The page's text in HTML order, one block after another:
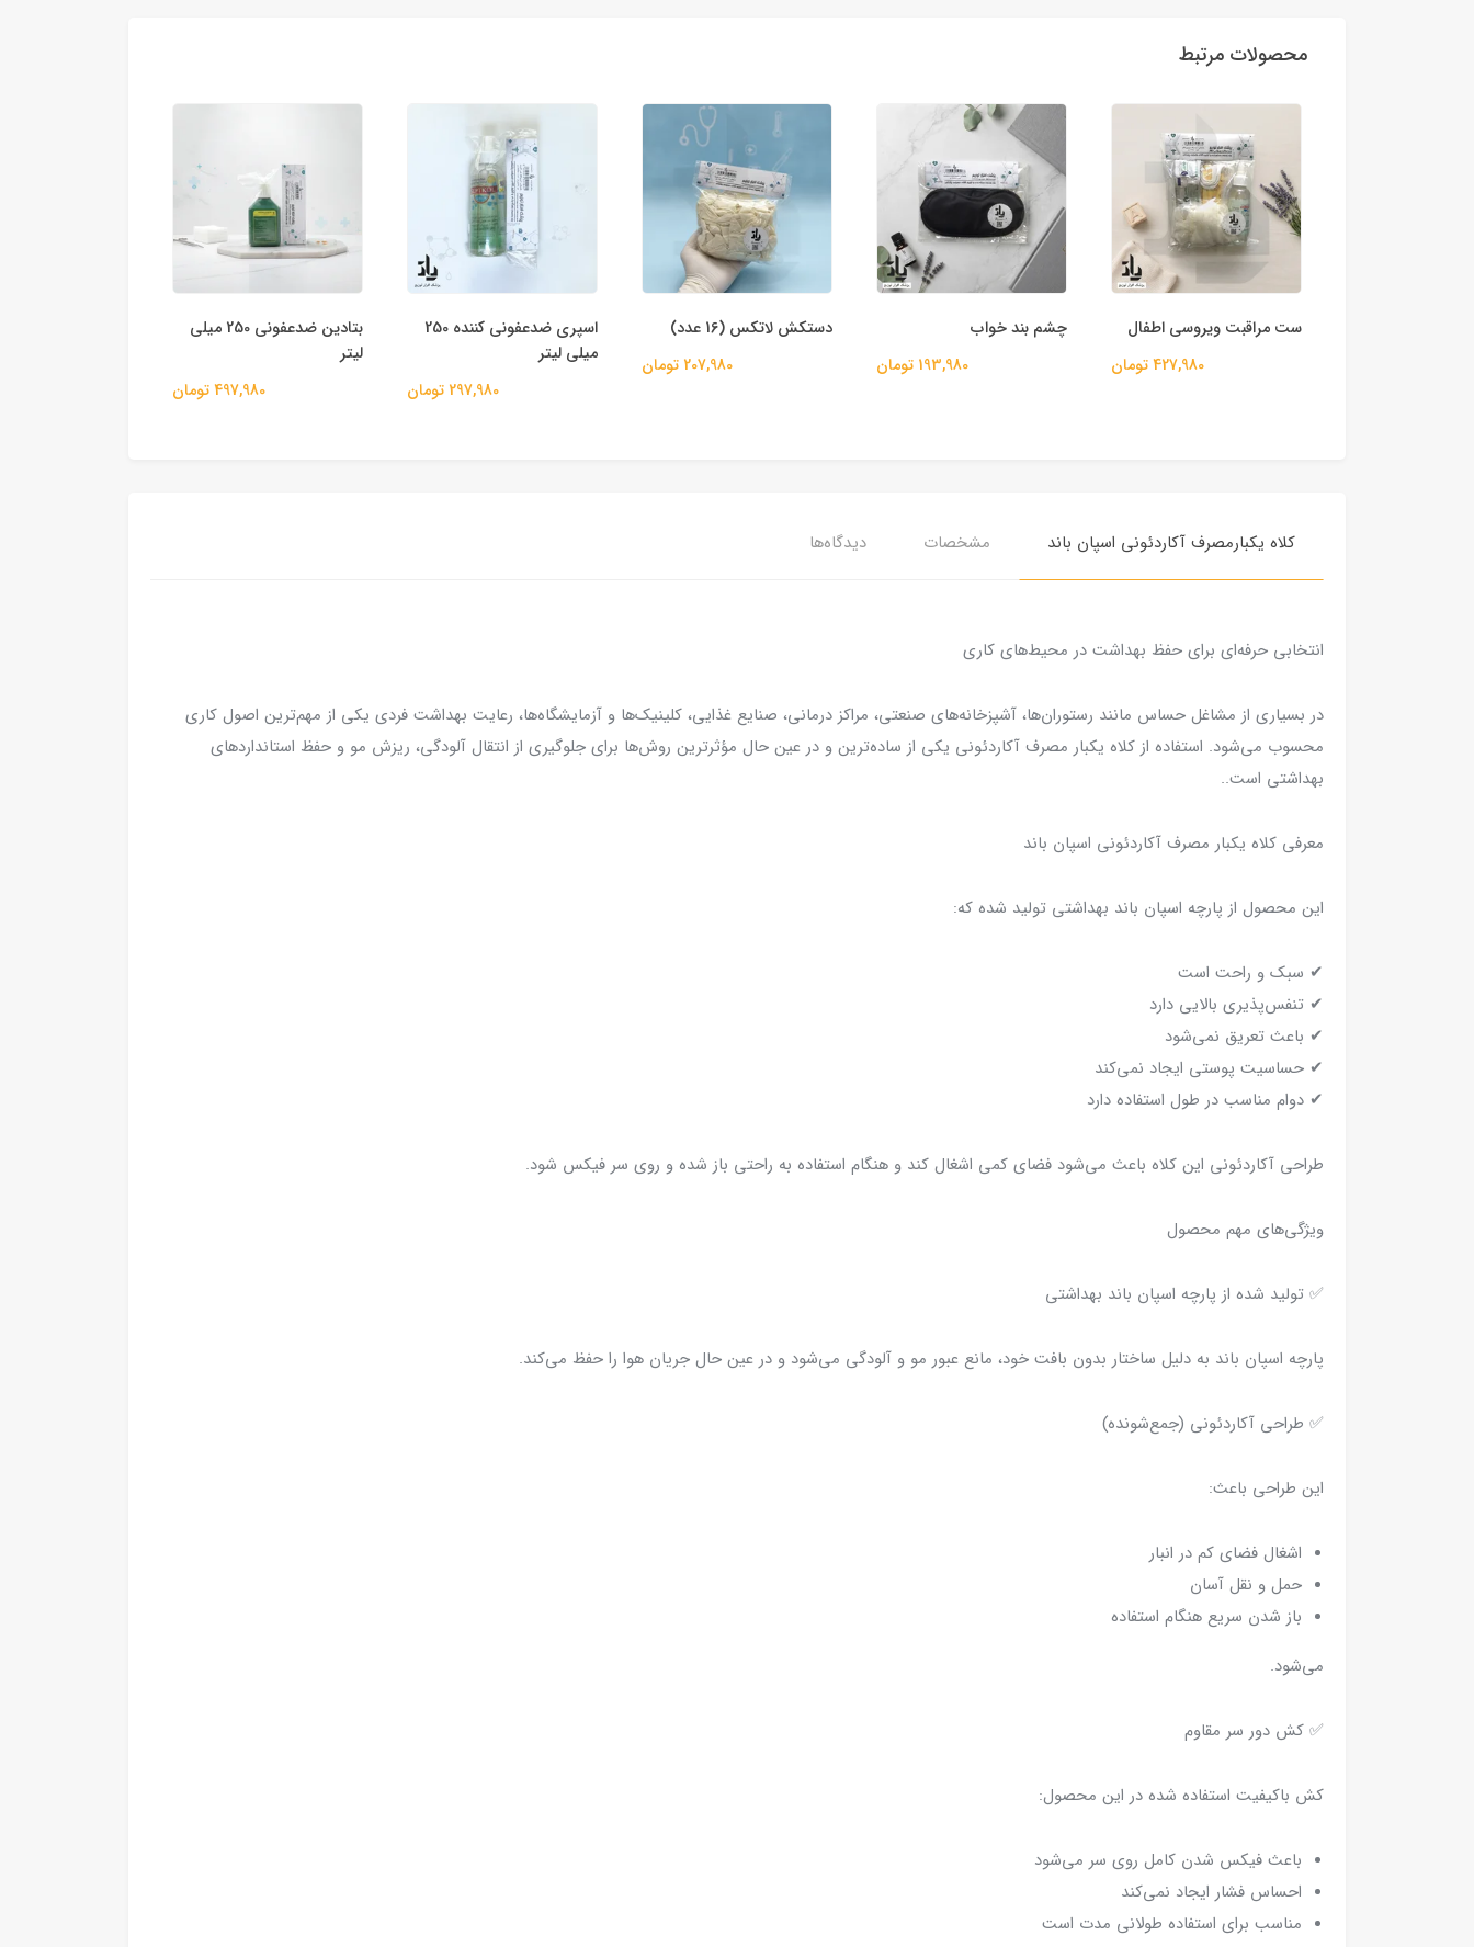
محصولات مرتبط
ست مراقبت ویروسی اطفال
427,980 تومان
چشم بند خواب
193,980 تومان
دستکش لاتکس (16 عدد)
207,980 تومان
اسپری ضدعفونی کننده 250
میلی لیتر
297,980 تومان
بتادین ضدعفونی 250 میلی
لیتر
497,980 تومان
کلاه یکبارمصرف آکاردئونی اسپان باند مشخصات دیدگاه‌ها
انتخابی حرفه‌ای برای حفظ بهداشت در محیط‌های کاری
در بسیاری از مشاغل حساس مانند رستوران‌ها، آشپزخانه‌های صنعتی، مراکز درمانی، صنایع غذایی، کلینیک‌ها و آزمایشگاه‌ها، رعایت بهداشت فردی یکی از مهم‌ترین اصول کاری
محسوب می‌شود. استفاده از کلاه یکبار مصرف آکاردئونی یکی از ساده‌ترین و در عین حال مؤثرترین روش‌ها برای جلوگیری از انتقال آلودگی، ریزش مو و حفظ استانداردهای
بهداشتی است..
معرفی کلاه یکبار مصرف آکاردئونی اسپان باند
این محصول از پارچه اسپان باند بهداشتی تولید شده که:
✔ سبک و راحت است
✔ تنفس‌پذیری بالایی دارد
✔ باعث تعریق نمی‌شود
✔ حساسیت پوستی ایجاد نمی‌کند
✔ دوام مناسب در طول استفاده دارد
طراحی آکاردئونی این کلاه باعث می‌شود فضای کمی اشغال کند و هنگام استفاده به راحتی باز شده و روی سر فیکس شود.
ویژگی‌های مهم محصول
✅ تولید شده از پارچه اسپان باند بهداشتی
پارچه اسپان باند به دلیل ساختار بدون بافت خود، مانع عبور مو و آلودگی می‌شود و در عین حال جریان هوا را حفظ می‌کند.
✅ طراحی آکاردئونی (جمع‌شونده)
این طراحی باعث:
اشغال فضای کم در انبار
حمل و نقل آسان
باز شدن سریع هنگام استفاده
می‌شود.
✅ کش دور سر مقاوم
کش باکیفیت استفاده شده در این محصول:
باعث فیکس شدن کامل روی سر می‌شود
احساس فشار ایجاد نمی‌کند
مناسب برای استفاده طولانی مدت است